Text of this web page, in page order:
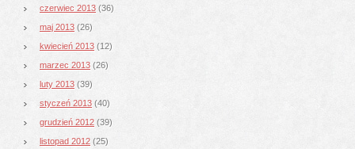
czerwiec 2013 (36)
maj 2013 (26)
kwiecień 2013 (12)
marzec 2013 (26)
luty 2013 (39)
styczeń 2013 (40)
grudzień 2012 (39)
listopad 2012 (25)